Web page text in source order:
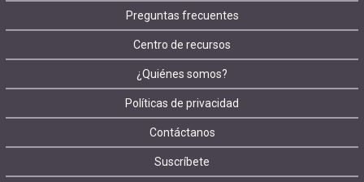
Footer
menu
Preguntas frecuentes
Centro de recursos
¿Quiénes somos?
Políticas de privacidad
Contáctanos
Suscríbete